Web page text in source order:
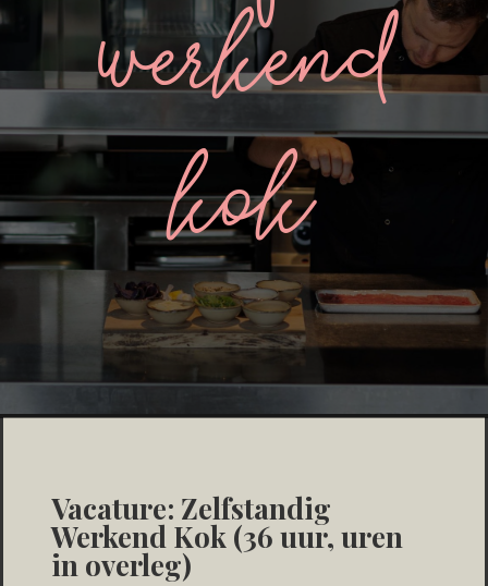
werkend
kok
Vacature: Zelfstandig
Werkend Kok (36 uur, uren
in overleg)